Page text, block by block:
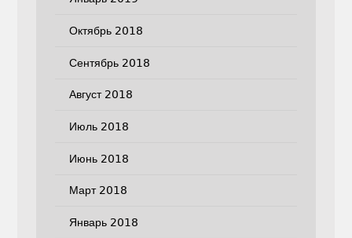
Октябрь 2018
Сентябрь 2018
Август 2018
Июль 2018
Июнь 2018
Март 2018
Январь 2018